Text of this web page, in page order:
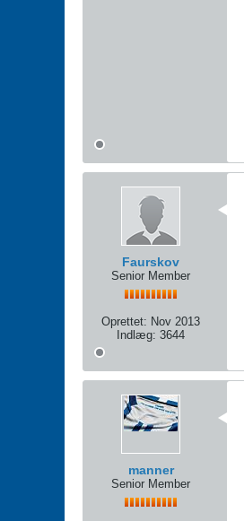
Faurskov
Senior Member
Oprettet: Nov 2013
Indlæg: 3644
manner
Senior Member